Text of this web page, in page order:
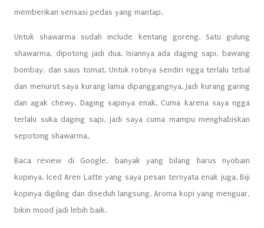
memberikan sensasi pedas yang mantap.
Untuk shawarma sudah include kentang goreng. Satu gulung
shawarma, dipotong jadi dua. Isiannya ada daging sapi, bawang
bombay, dan saus tomat. Untuk rotinya sendiri ngga terlalu tebal
dan menurut saya kurang lama dipanggangnya. Jadi kurang garing
dan agak chewy. Daging sapinya enak. Cuma karena saya ngga
terlalu suka daging sapi, jadi saya cuma mampu menghabiskan
sepotong shawarma.
Baca review di Google, banyak yang bilang harus nyobain
kopinya. Iced Aren Latte yang saya pesan ternyata enak juga. Biji
kopinya digiling dan diseduh langsung. Aroma kopi yang menguar,
bikin mood jadi lebih baik.